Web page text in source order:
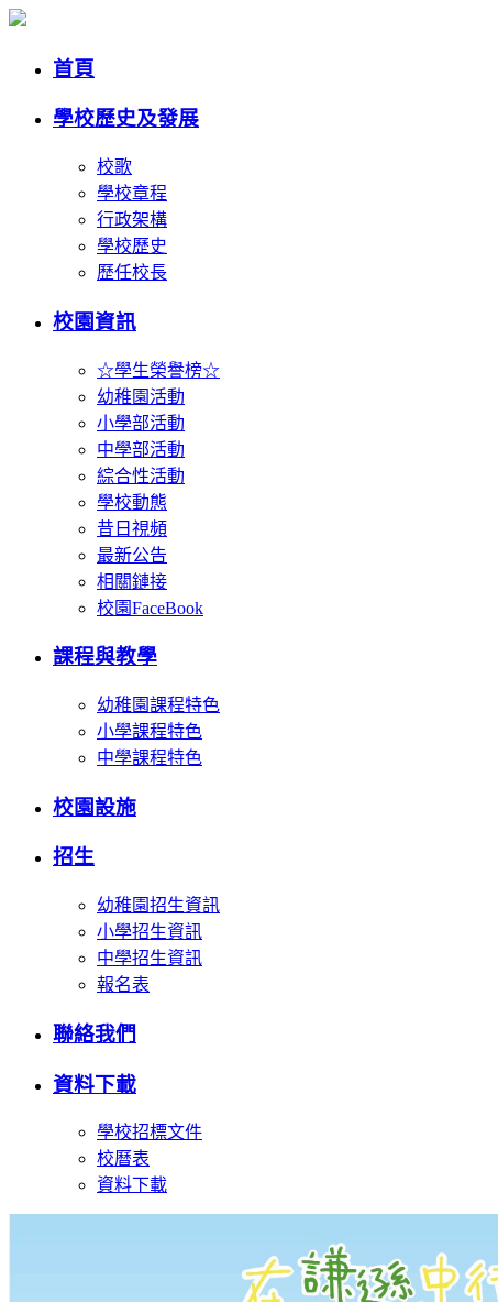
首頁
學校歷史及發展
校歌
學校章程
行政架構
學校歷史
歷任校長
校園資訊
☆學生榮譽榜☆
幼稚園活動
小學部活動
中學部活動
綜合性活動
學校動態
昔日視頻
最新公告
相關鏈接
校園FaceBook
課程與教學
幼稚園課程特色
小學課程特色
中學課程特色
校園設施
招生
幼稚園招生資訊
小學招生資訊
中學招生資訊
報名表
聯絡我們
資料下載
學校招標文件
校曆表
資料下載